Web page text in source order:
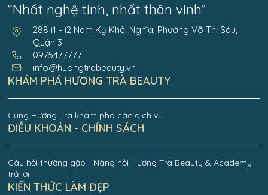
“Nhất nghệ tinh, nhất thân vinh”
288 i1 - i2 Nam Kỳ Khởi Nghĩa, Phường Võ Thị Sáu,
Quận 3
0975477777
info@huongtrabeauty.vn
KHÁM PHÁ HƯƠNG TRÀ BEAUTY
Cùng Hương Trà khám phá các dịch vụ
ĐIỀU KHOẢN - CHÍNH SÁCH
Câu hỏi thường gặp - Nàng hỏi Hương Trà Beauty & Academy
trả lời
KIẾN THỨC LÀM ĐẸP